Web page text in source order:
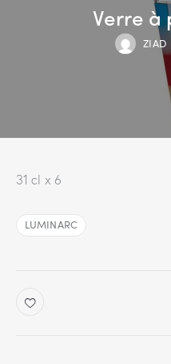
Verre à
ZIAD
31 cl x 6
LUMINARC